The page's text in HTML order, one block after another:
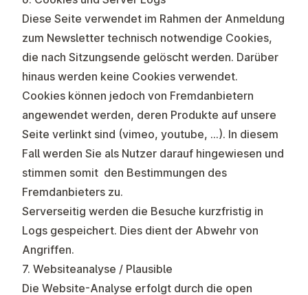
Diese Seite verwendet im Rahmen der Anmeldung
zum Newsletter technisch notwendige Cookies,
die nach Sitzungsende gelöscht werden. Darüber
hinaus werden keine Cookies verwendet.
Cookies können jedoch von Fremdanbietern
angewendet werden, deren Produkte auf unsere
Seite verlinkt sind (vimeo, youtube, ...). In diesem
Fall werden Sie als Nutzer darauf hingewiesen und
stimmen somit den Bestimmungen des
Fremdanbieters zu.
Serverseitig werden die Besuche kurzfristig in
Logs gespeichert. Dies dient der Abwehr von
Angriffen.
7. Websiteanalyse / Plausible
Die Website-Analyse erfolgt durch die open